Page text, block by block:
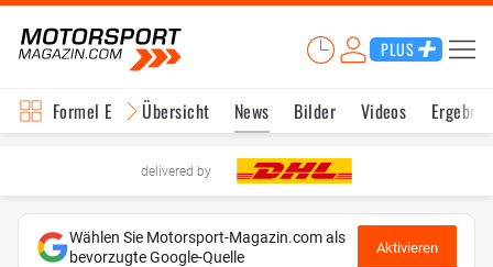
PLUS
Formel E Übersicht News Bilder Videos
delivered by
Wählen Sie Motorsport-Magazin.com als
bevorzugte Google-Quelle
Aktivieren